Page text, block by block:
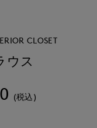
CLOSET
ウス
(税込)